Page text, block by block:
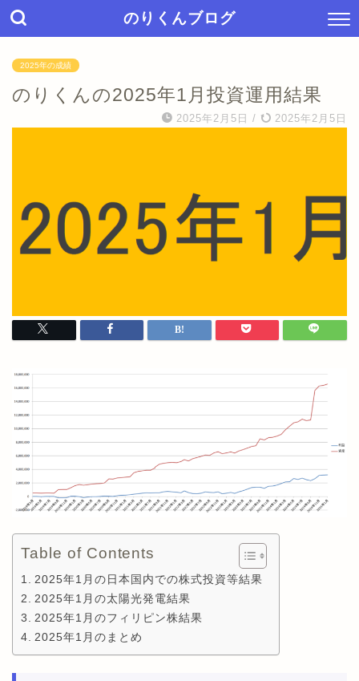
のりくんブログ
2025年の成績
のりくんの2025年1月投資運用結果
2025年2月5日 / 2025年2月5日
Table of Contents
2025年1月の日本国内での株式投資等結果
2025年1月の太陽光発電結果
2025年1月のフィリピン株結果
2025年1月のまとめ